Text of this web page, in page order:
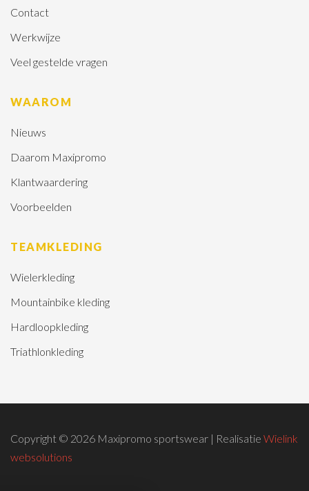
Contact
Werkwijze
Veel gestelde vragen
WAAROM
Nieuws
Daarom Maxipromo
Klantwaardering
Voorbeelden
TEAMKLEDING
Wielerkleding
Mountainbike kleding
Hardloopkleding
Triathlonkleding
Copyright © 2026 Maxipromo sportswear | Realisatie Wielink
websolutions